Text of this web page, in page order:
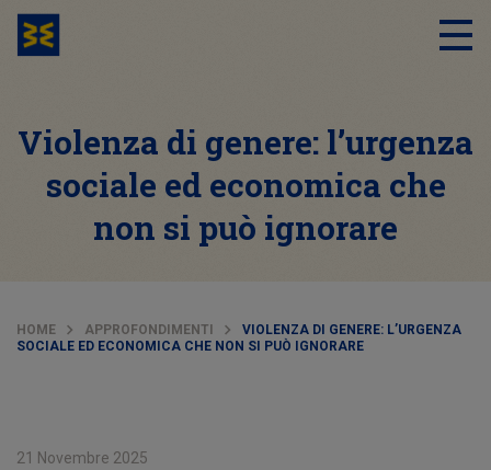
Violenza di genere: l’urgenza
sociale ed economica che
non si può ignorare
HOME APPROFONDIMENTI
VIOLENZA DI GENERE: L’URGENZA
SOCIALE ED ECONOMICA CHE NON SI PUÒ IGNORARE
21 Novembre 2025